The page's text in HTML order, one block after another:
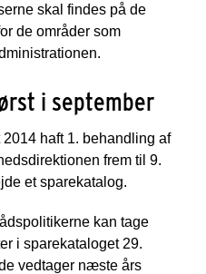
skal findes på de
de områder som
i september
haft 1. behandling af
frem til 9.
et sparekatalog.
kan tage
i sparekataloget 29.
vedtager næste års